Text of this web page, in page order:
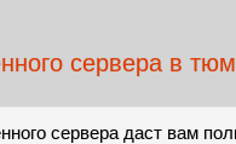
сервера в
сервера даст вам